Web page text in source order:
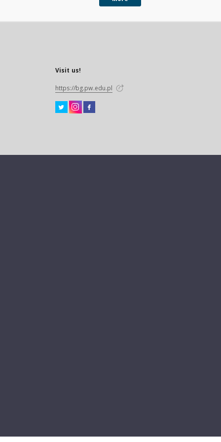
Visit us!
https://bg.pw.edu.pl